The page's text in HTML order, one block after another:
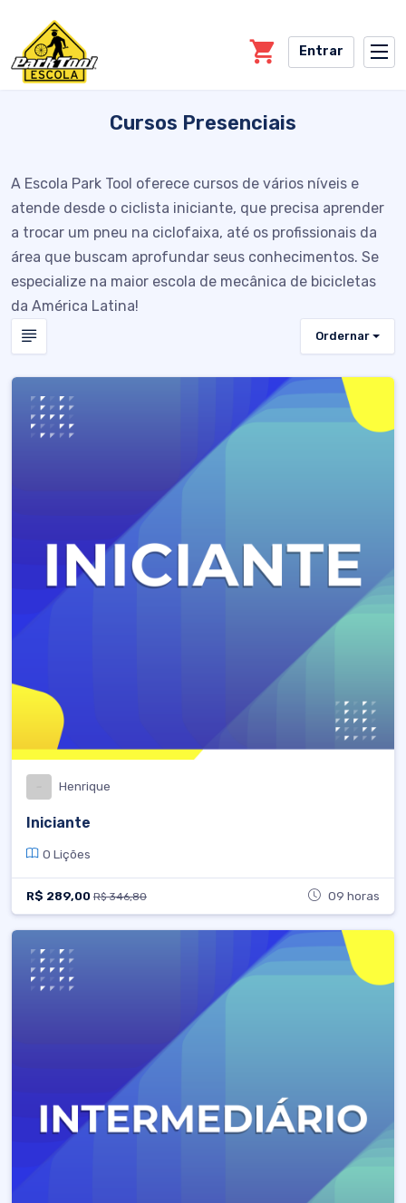
Entrar
Cursos Presenciais
A Escola Park Tool oferece cursos de vários níveis e
atende desde o ciclista iniciante, que precisa aprender
a trocar um pneu na ciclofaixa, até os profissionais da
área que buscam aprofundar seus conhecimentos. Se
especialize na maior escola de mecânica de bicicletas
da América Latina!
Ordernar
Henrique
Iniciante
0 Lições
R$ 289,00 R$ 346,80 09 horas